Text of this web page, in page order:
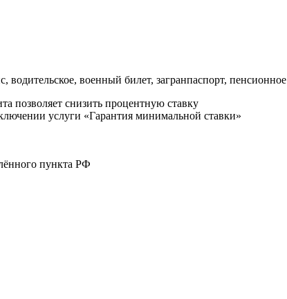
военный билет, загранпаспорт, пенсионное
позволяет снизить процентную ставку
услуги «Гарантия минимальной ставки»
пункта РФ